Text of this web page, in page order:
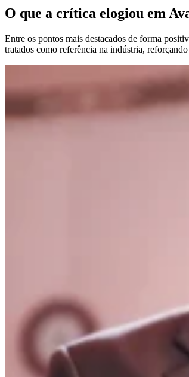
O que a crítica elogiou em
Entre os pontos mais destacados de forma
tratados como referência na indústria,